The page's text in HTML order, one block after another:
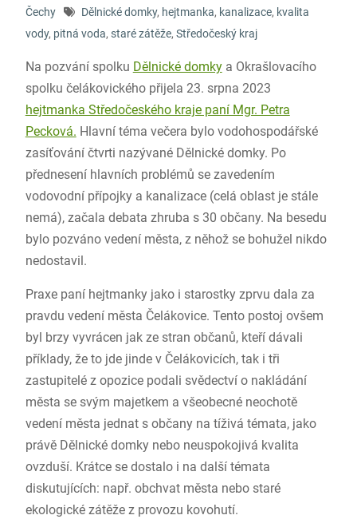
Čechy
Dělnické domky, hejtmanka, kanalizace, kvalita
vody, pitná voda, staré zátěže, Středočeský kraj
Na pozvání spolku Dělnické domkya Okrašlovacího
spolku čelákovického přijela 23. srpna 2023
hejtmanka Středočeského kraje paní Mgr. Petra
Pecková. Hlavní téma večera bylo vodohospodářské
zasíťování čtvrti nazývané Dělnické domky. Po
přednesení hlavních problémů se zavedením
vodovodní přípojky a kanalizace (celá oblast je stále
nemá), začala debata zhruba s 30 občany. Na besedu
bylo pozváno vedení města, z něhož se bohužel nikdo
nedostavil.
Praxe paní hejtmanky jako i starostky zprvu dala za
pravdu vedení města Čelákovice. Tento postoj ovšem
byl brzy vyvrácen jak ze stran občanů, kteří dávali
příklady, že to jde jinde v Čelákovicích, tak i tři
zastupitelé z opozice podali svědectví o nakládání
města se svým majetkem a všeobecné neochotě
vedení města jednat s občany na tíživá témata, jako
právě Dělnické domky nebo neuspokojivá kvalita
ovzduší. Krátce se dostalo i na další témata
diskutujících: např. obchvat města nebo staré
ekologické zátěže z provozu kovohutí.